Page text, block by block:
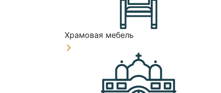
Храмовая мебель